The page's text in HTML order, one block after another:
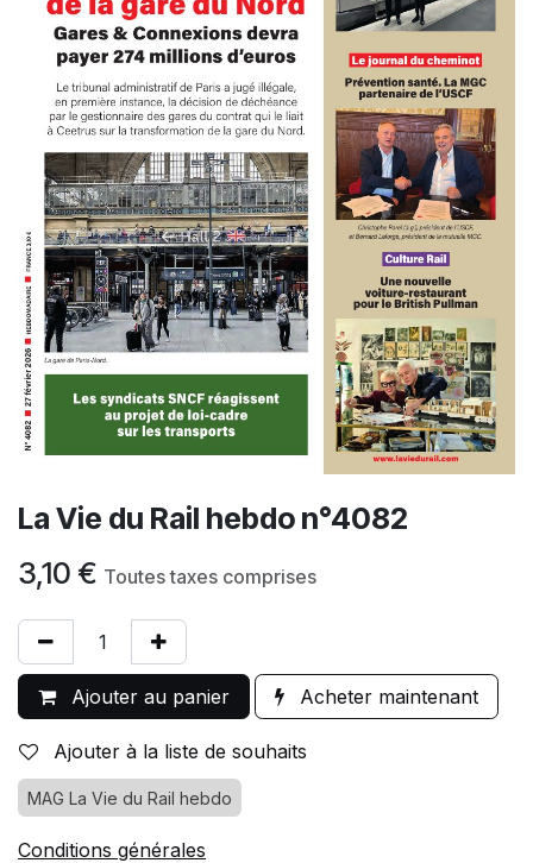
La Vie du Rail hebdo n°4082
3,10 € Toutes taxes comprises
Ajouter au panier Acheter maintenant
Ajouter à la liste de souhaits
MAG La Vie du Rail hebdo
Conditions générales